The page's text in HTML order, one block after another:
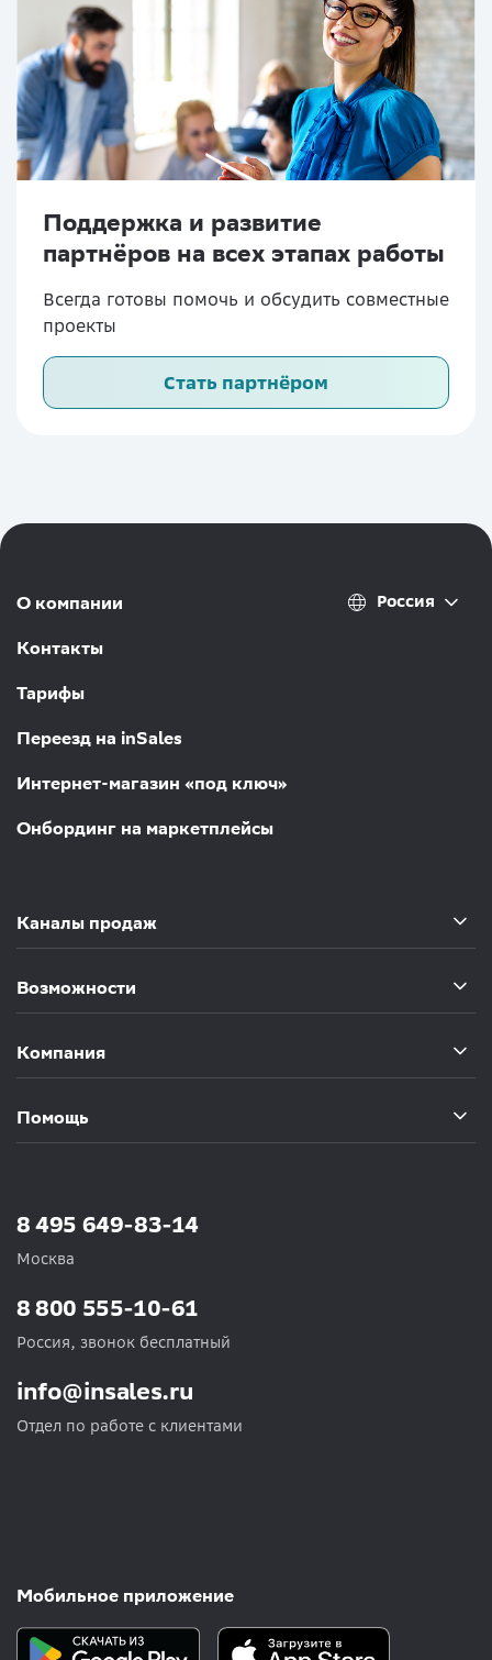
Поддержка и развитие
партнёров на всех этапах работы
Всегда готовы помочь и обсудить совместные
проекты
Стать партнёром
О компании
Контакты
Тарифы
Переезд на inSales
Интернет-магазин «под ключ»
Онбординг на маркетплейсы
Россия
Каналы продаж
Возможности
Компания
Помощь
8 495 649-83-14
Москва
info@insales.ru
Отдел по работе с клиентами
8 800 555-10-61
Россия, звонок бесплатный
Мобильное приложение